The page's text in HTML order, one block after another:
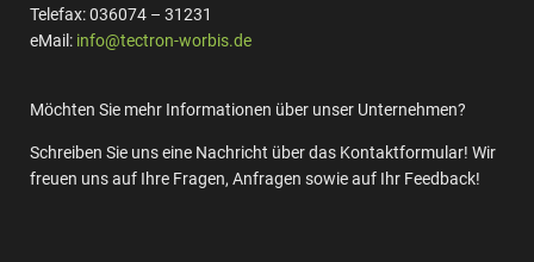
Telefax: 036074 – 31231
eMail: info@tectron-worbis.de
Möchten Sie mehr Informationen über unser Unternehmen?
Schreiben Sie uns eine Nachricht über das Kontaktformular! Wir
freuen uns auf Ihre Fragen, Anfragen sowie auf Ihr Feedback!